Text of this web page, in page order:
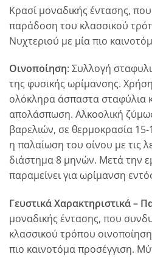
Κρασί μοναδικής έντασης,
παράδοση του κλασσικού
Νυχτεριού με μία πιο
Οινοποίηση: Συλλογή
της φυσικής ωρίμανσης.
ολόκληρα άσπαστα σταφύλια
απολάσπωση. Αλκοολική
βαρελιών, σε θερμοκρασία 15-
η παλαίωση του οίνου με τις
διάστημα 8 μηνών. Μετά την
παραμείνει για ωρίμανση
Γευστικά Χαρακτηριστικά –
μοναδικής έντασης, που
κλασσικού τρόπου
πιο καινοτόμα προσέγγιση.